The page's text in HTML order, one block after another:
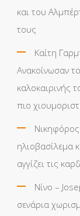
και του
τους
Καίτη
Ανακοίνωσαν
καλοκαιρινής
πιο
ηλιοβασίλεμα
αγγίζει τις
Νίνο –
σενάρια